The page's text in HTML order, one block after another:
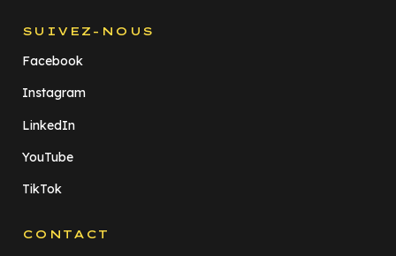
SUIVEZ-NOUS
Facebook
Instagram
LinkedIn
YouTube
TikTok
CONTACT